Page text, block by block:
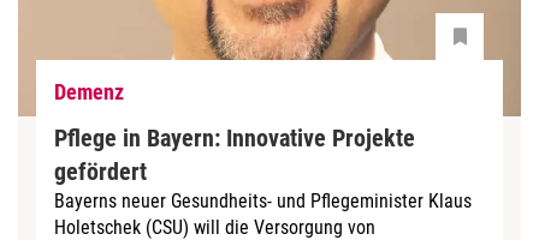
Demenz
Pflege in Bayern: Innovative Projekte
gefördert
Bayerns neuer Gesundheits- und Pflegeminister Klaus
Holetschek (CSU) will die Versorgung von